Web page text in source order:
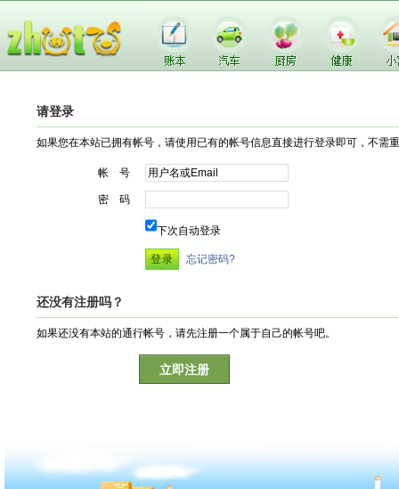
请登录
如果您在本站已拥有帐号，请使用已有的帐号信息直接进行登录即可，不需
帐 号
密 码
下次自动登录
忘记密码?
还没有注册吗？
如果还没有本站的通行帐号，请先注册一个属于自己的帐号吧。
立即注册